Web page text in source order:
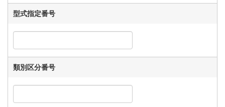
型式指定番号
類別区分番号